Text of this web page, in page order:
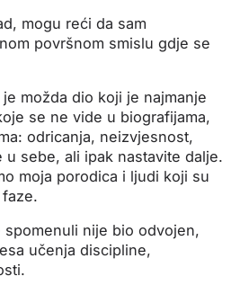
mogu reći da sam
površnom smislu gdje se
možda dio koji je najmanje
se ne vide u biografijama,
odricanja, neizvjesnost,
u sebe, ali ipak nastavite dalje.
moja porodica i ljudi koji su
nije bio odvojen,
učenja discipline,